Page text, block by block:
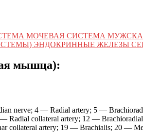
МОЧЕВАЯ СИСТЕМА
ЭНДОКРИННЫЕ ЖЕЛЕЗЫ
мышца):
nerve; 4 — Radial artery; 5 —
Radial collateral artery; 12 —
collateral artery; 19 — Brachialis; 20 —